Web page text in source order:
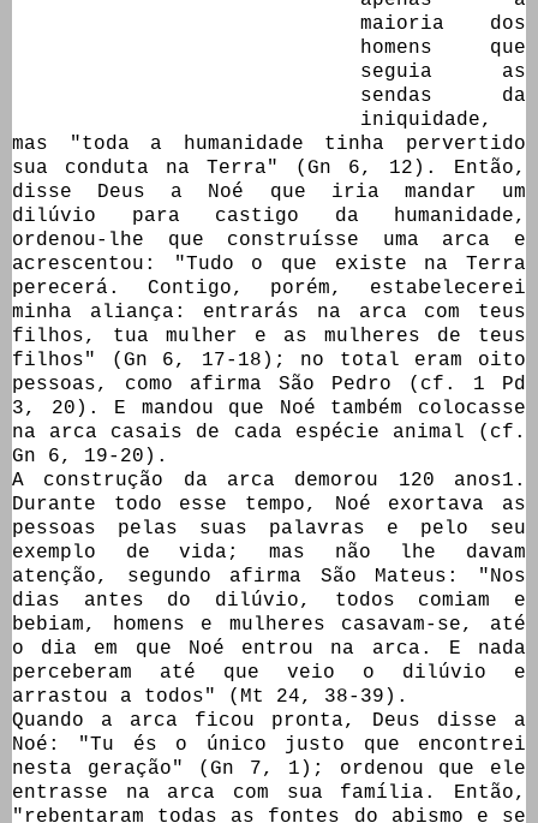
maioria dos
homens que
seguia as
sendas da
iniquidade,
mas "toda a humanidade tinha pervertido
sua conduta na Terra" (Gn 6, 12). Então,
disse Deus a Noé que iria mandar um
dilúvio para castigo da humanidade,
ordenou-lhe que construísse uma arca e
acrescentou: "Tudo o que existe na Terra
perecerá. Contigo, porém, estabelecerei
minha aliança: entrarás na arca com teus
filhos, tua mulher e as mulheres de teus
filhos" (Gn 6, 17-18); no total eram oito
pessoas, como afirma São Pedro (cf. 1 Pd
3, 20). E mandou que Noé também colocasse
na arca casais de cada espécie animal (cf.
Gn 6, 19-20).
A construção da arca demorou 120 anos1.
Durante todo esse tempo, Noé exortava as
pessoas pelas suas palavras e pelo seu
exemplo de vida; mas não lhe davam
atenção, segundo afirma São Mateus: "Nos
dias antes do dilúvio, todos comiam e
bebiam, homens e mulheres casavam-se, até
o dia em que Noé entrou na arca. E nada
perceberam até que veio o dilúvio e
arrastou a todos" (Mt 24, 38-39).
Quando a arca ficou pronta, Deus disse a
Noé: "Tu és o único justo que encontrei
nesta geração" (Gn 7, 1); ordenou que ele
entrasse na arca com sua família. Então,
"rebentaram todas as fontes do abismo e se